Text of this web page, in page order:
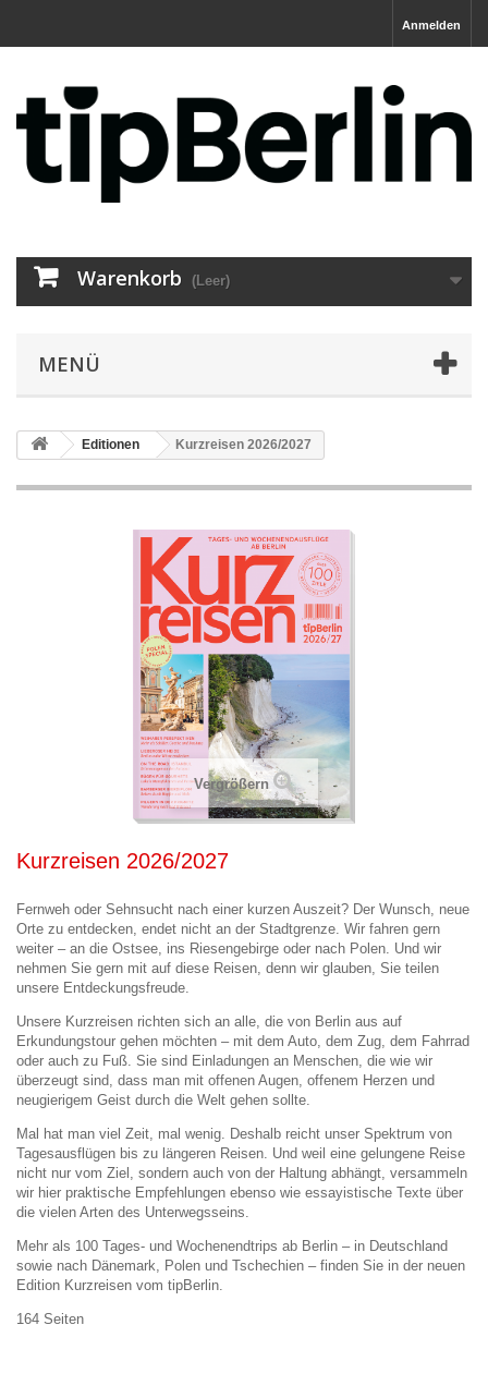
Anmelden
Warenkorb (Leer)
MENÜ
Editionen Kurzreisen 2026/2027
Vergrößern
Kurzreisen 2026/2027
Fernweh oder Sehnsucht nach einer kurzen Auszeit? Der Wunsch, neue
Orte zu entdecken, endet nicht an der Stadtgrenze. Wir fahren gern
weiter – an die Ostsee, ins Riesengebirge oder nach Polen. Und wir
nehmen Sie gern mit auf diese Reisen, denn wir glauben, Sie teilen
unsere Entdeckungsfreude.
Unsere Kurzreisen richten sich an alle, die von Berlin aus auf
Erkundungstour gehen möchten – mit dem Auto, dem Zug, dem Fahrrad
oder auch zu Fuß. Sie sind Einladungen an Menschen, die wie wir
überzeugt sind, dass man mit offenen Augen, offenem Herzen und
neugierigem Geist durch die Welt gehen sollte.
Mal hat man viel Zeit, mal wenig. Deshalb reicht unser Spektrum von
Tagesausflügen bis zu längeren Reisen. Und weil eine gelungene Reise
nicht nur vom Ziel, sondern auch von der Haltung abhängt, versammeln
wir hier praktische Empfehlungen ebenso wie essayistische Texte über
die vielen Arten des Unterwegsseins.
Mehr als 100 Tages- und Wochenendtrips ab Berlin – in Deutschland
sowie nach Dänemark, Polen und Tschechien – finden Sie in der neuen
Edition Kurzreisen vom tipBerlin.
164 Seiten